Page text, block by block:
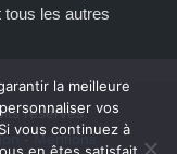
tous les autres
réservés.
-Mentions
la meilleure
vos
vous continuez à